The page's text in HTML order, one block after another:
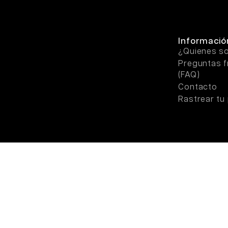
¿Quienes
Preguntas
(FAQ)
Contacto
Rastrear tu